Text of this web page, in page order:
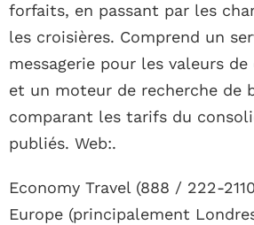
forfaits, en passant par les
les croisières. Comprend un
messagerie pour les valeurs
et un moteur de recherche de
comparant les tarifs du
publiés. Web:.
Economy Travel (888 / 222-
Europe (principalement